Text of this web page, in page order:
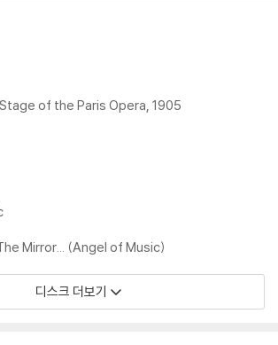
of the Paris Opera, 1905
Mirror... (Angel of Music)
디스크 더보기